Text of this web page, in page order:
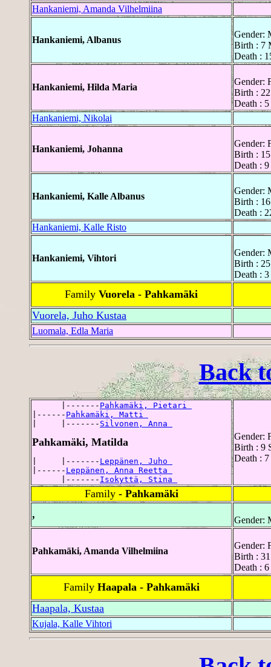
Hankaniemi, Amanda Vilhelmiina
Hankaniemi, Albanus
Gender:
Birth : 7
Death :
Hankaniemi, Hilda Maria
Gender:
Birth :
Death :
Hankaniemi, Nikolai
Hankaniemi, Johanna
Gender:
Birth :
Death :
Hankaniemi, Kalle Albanus
Gender:
Birth :
Death :
Hankaniemi, Kalle Risto
Hankaniemi, Vihtori
Gender:
Birth :
Death :
Family Vuorela - Pahkamäki
Vuorela, Juho Kustaa
Luomala, Edla Maria
Back
      |-------
Pahkamäki, Pietari
|------ Pahkamäki, Matti
|     |------- Silvonen, Anna
Pahkamäki, Matilda
|     |------- Leppänen, Juho
|------ Leppänen, Anna Reetta
      |-------
Isokyttä, Stina
Gender:
Birth : 9
Death :
Family - Pahkamäki
,
Gender:
Pahkamäki, Amanda Vilhelmiina
Gender:
Birth :
Death :
Family Haapala - Pahkamäki
Haapala, Kustaa
Kujala, Kalle Vihtori